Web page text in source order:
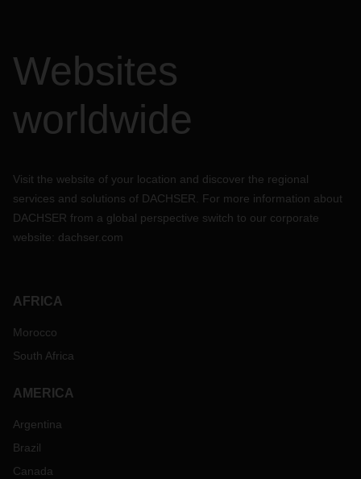
Websites
worldwide
Visit the website of your location and discover the regional
services and solutions of DACHSER. For more information about
DACHSER from a global perspective switch to our corporate
website: dachser.com
AFRICA
Morocco
South Africa
AMERICA
Argentina
Brazil
Canada